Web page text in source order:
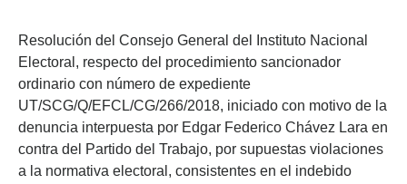
Resolución del Consejo General del Instituto Nacional
Electoral, respecto del procedimiento sancionador
ordinario con número de expediente
UT/SCG/Q/EFCL/CG/266/2018, iniciado con motivo de la
denuncia interpuesta por Edgar Federico Chávez Lara en
contra del Partido del Trabajo, por supuestas violaciones
a la normativa electoral, consistentes en el indebido